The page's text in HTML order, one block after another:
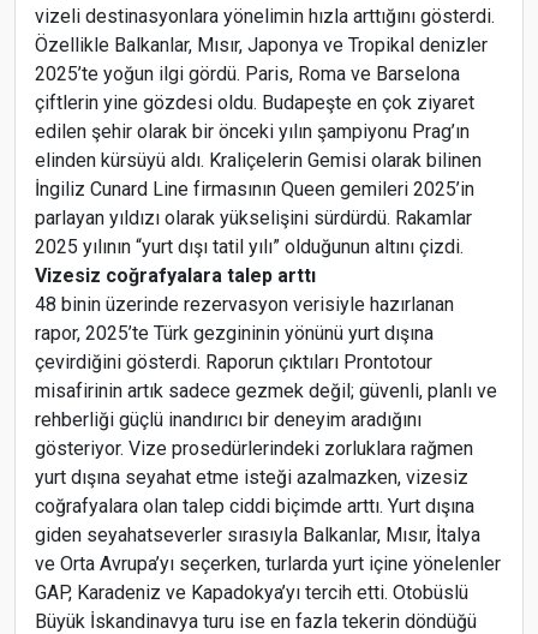
vizeli destinasyonlara yönelimin hızla arttığını gösterdi.
Özellikle Balkanlar, Mısır, Japonya ve Tropikal denizler
2025’te yoğun ilgi gördü. Paris, Roma ve Barselona
çiftlerin yine gözdesi oldu. Budapeşte en çok ziyaret
edilen şehir olarak bir önceki yılın şampiyonu Prag’ın
elinden kürsüyü aldı. Kraliçelerin Gemisi olarak bilinen
İngiliz Cunard Line firmasının Queen gemileri 2025’in
parlayan yıldızı olarak yükselişini sürdürdü. Rakamlar
2025 yılının “yurt dışı tatil yılı” olduğunun altını çizdi.
Vizesiz coğrafyalara talep arttı
48 binin üzerinde rezervasyon verisiyle hazırlanan
rapor, 2025’te Türk gezgininin yönünü yurt dışına
çevirdiğini gösterdi. Raporun çıktıları Prontotour
misafirinin artık sadece gezmek değil; güvenli, planlı ve
rehberliği güçlü inandırıcı bir deneyim aradığını
gösteriyor. Vize prosedürlerindeki zorluklara rağmen
yurt dışına seyahat etme isteği azalmazken, vizesiz
coğrafyalara olan talep ciddi biçimde arttı. Yurt dışına
giden seyahatseverler sırasıyla Balkanlar, Mısır, İtalya
ve Orta Avrupa’yı seçerken, turlarda yurt içine yönelenler
GAP, Karadeniz ve Kapadokya’yı tercih etti. Otobüslü
Büyük İskandinavya turu ise en fazla tekerin döndüğü